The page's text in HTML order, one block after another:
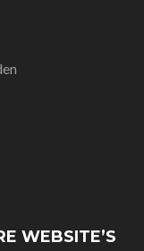
WEBSITE’S